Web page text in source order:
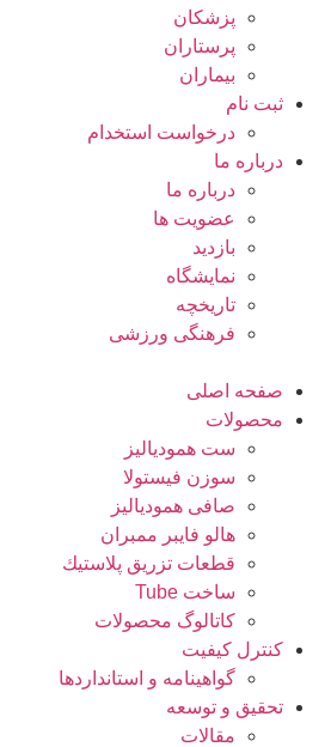
پزشكان
پرستاران
بيماران
ثبت نام
درخواست استخدام
درباره ما
درباره ما
عضویت ها
بازدید
نمایشگاه
تاريخچه
فرهنگی ورزشی
صفحه اصلی
محصولات
ست همودیالیز
سوزن فیستولا
صافی همودیالیز
هالو فایبر ممبران
قطعات تزريق پلاستيك
ساخت Tube
کاتالوگ محصولات
کنترل کیفیت
گواهينامه و استانداردها
تحقيق و توسعه
مقالات